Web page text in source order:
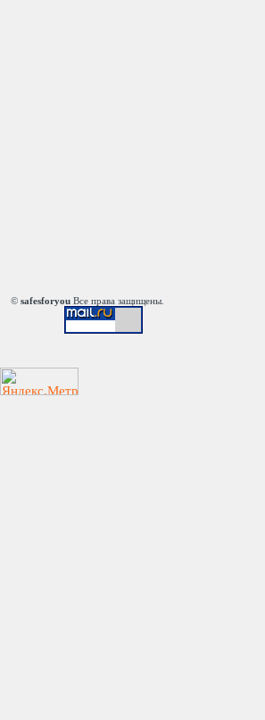
© safesforyou Все права защищены.